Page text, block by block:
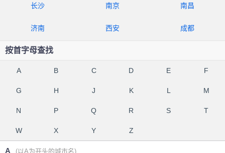
长沙 南京 南昌
济南 西安 成都
按首字母查找
A B C D E F
G H J K L M
N P Q R S T
W X Y Z
A (以A为开头的城市名)